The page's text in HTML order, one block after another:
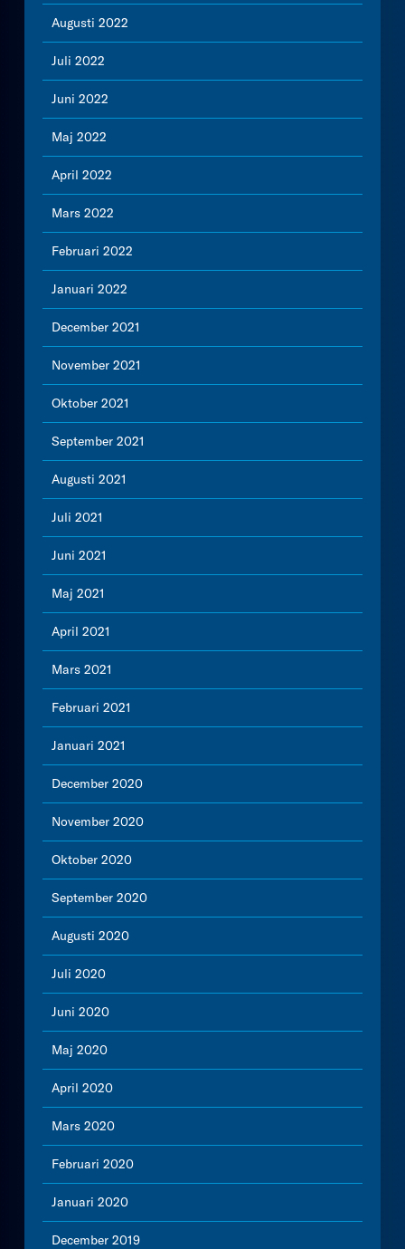
Augusti 2022
Juli 2022
Juni 2022
Maj 2022
April 2022
Mars 2022
Februari 2022
Januari 2022
December 2021
November 2021
Oktober 2021
September 2021
Augusti 2021
Juli 2021
Juni 2021
Maj 2021
April 2021
Mars 2021
Februari 2021
Januari 2021
December 2020
November 2020
Oktober 2020
September 2020
Augusti 2020
Juli 2020
Juni 2020
Maj 2020
April 2020
Mars 2020
Februari 2020
Januari 2020
December 2019